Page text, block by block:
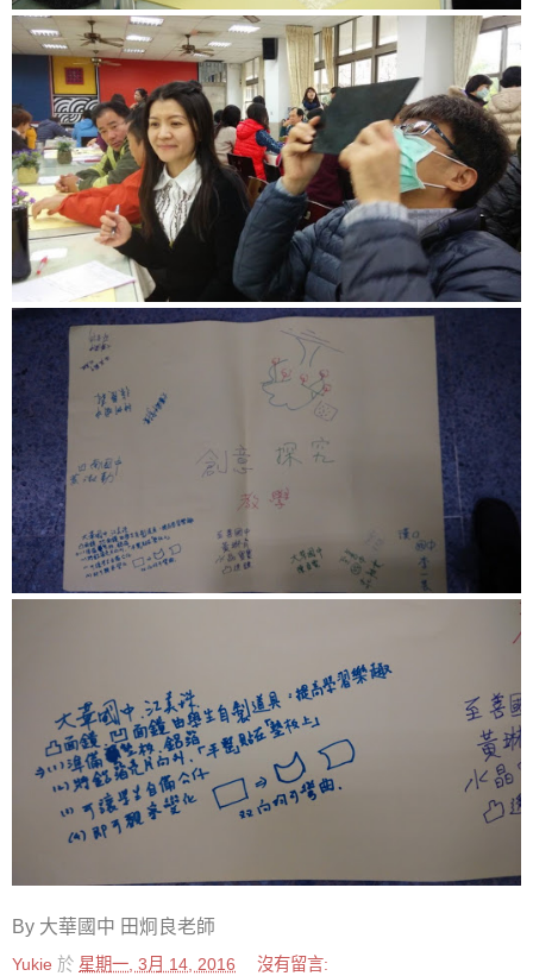
By 大華國中 田炯良老師
Yukie 於 星期一, 3月 14, 2016 沒有留言: